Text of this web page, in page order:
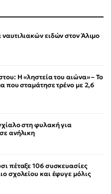
ειδών στον Άλιμο
Η «ληστεία του αιώνα» – Το
που σταμάτησε τρένο με 2,6
στη φυλακή για
ανήλικη
πέταξε 106 συσκευασίες
σχολείου και έφυγε μόλις